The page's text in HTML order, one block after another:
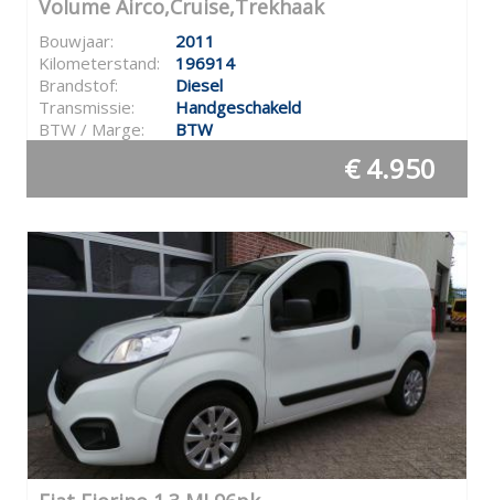
Volume Airco,Cruise,Trekhaak
Bouwjaar:
2011
Kilometerstand:
196914
Brandstof:
Diesel
Transmissie:
Handgeschakeld
BTW / Marge:
BTW
€ 4.950